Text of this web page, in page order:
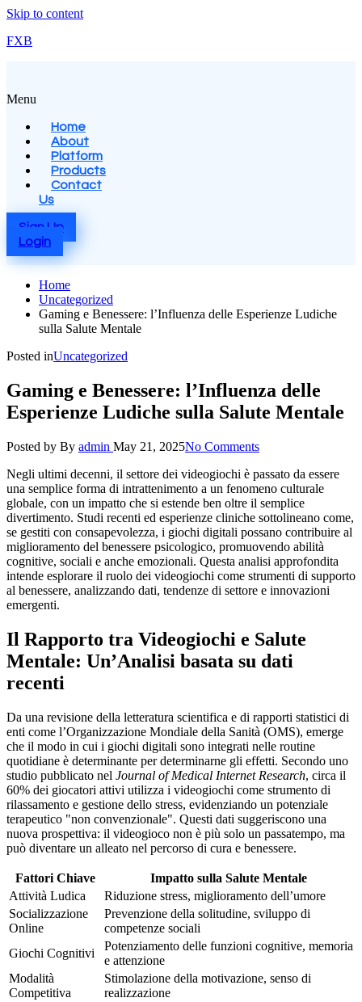
Skip to content
FXB
Menu
Home
About
Platform
Products
Contact
Us
Sign Up
Login
Home
Uncategorized
Gaming e Benessere: l’Influenza delle Esperienze Ludiche
sulla Salute Mentale
Posted inUncategorized
Gaming e Benessere: l’Influenza delle
Esperienze Ludiche sulla Salute Mentale
Posted by By admin May 21, 2025No Comments
Negli ultimi decenni, il settore dei videogiochi è passato da essere
una semplice forma di intrattenimento a un fenomeno culturale
globale, con un impatto che si estende ben oltre il semplice
divertimento. Studi recenti ed esperienze cliniche sottolineano come,
se gestiti con consapevolezza, i giochi digitali possano contribuire al
miglioramento del benessere psicologico, promuovendo abilità
cognitive, sociali e anche emozionali. Questa analisi approfondita
intende esplorare il ruolo dei videogiochi come strumenti di supporto
al benessere, analizzando dati, tendenze di settore e innovazioni
emergenti.
Il Rapporto tra Videogiochi e Salute
Mentale: Un’Analisi basata su dati
recenti
Da una revisione della letteratura scientifica e di rapporti statistici di
enti come l’Organizzazione Mondiale della Sanità (OMS), emerge
che il modo in cui i giochi digitali sono integrati nelle routine
quotidiane è determinante per determinarne gli effetti. Secondo uno
studio pubblicato nel Journal of Medical Internet Research, circa il
60% dei giocatori attivi utilizza i videogiochi come strumento di
rilassamento e gestione dello stress, evidenziando un potenziale
terapeutico
non convenzionale . Questi dati suggeriscono una
nuova prospettiva: il videogioco non è più solo un passatempo, ma
può diventare un alleato nel percorso di cura e benessere.
Fattori Chiave
Impatto sulla Salute Mentale
Attività Ludica
Riduzione stress, miglioramento dell’umore
Socializzazione
Online
Prevenzione della solitudine, sviluppo di
competenze sociali
Giochi Cognitivi
Potenziamento delle funzioni cognitive, memoria
e attenzione
Modalità
Competitiva
Stimolazione della motivazione, senso di
realizzazione